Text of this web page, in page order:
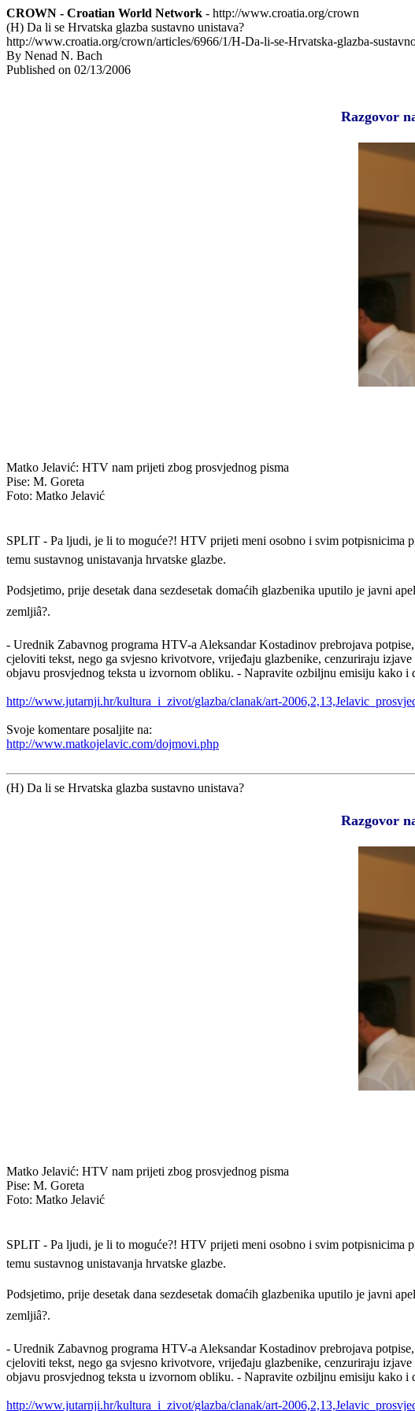
CROWN - Croatian World Network - http://www.croatia.org/crown
(H) Da li se Hrvatska glazba sustavno unistava?
http://www.croatia.org/crown/articles/6966/1/H-Da-li-se-Hrvatska-glazba-
By Nenad N. Bach
Published on 02/13/2006
Razgovor
Matko Jelavić: HTV nam prijeti zbog prosvjednog pisma
Pise: M. Goreta
Foto: Matko Jelavić
SPLIT - Pa ljudi, je li to moguće?! HTV prijeti meni osobno i svim potpisnicima
temu sustavnog unistavanja hrvatske glazbe.
Podsjetimo, prije desetak dana sezdesetak domaćih glazbenika uputilo je javni
zemljiâ?.
- Urednik Zabavnog programa HTV-a Aleksandar Kostadinov prebrojava
cjeloviti tekst, nego ga svjesno krivotvore, vrijeđaju glazbenike, cenzuriraju
objavu prosvjednog teksta u izvornom obliku. - Napravite ozbiljnu emisiju kako
http://www.jutarnji.hr/kultura_i_zivot/glazba/clanak/art-
Svoje komentare posaljite na:
http://www.matkojelavic.com/dojmovi.php
(H) Da li se Hrvatska glazba sustavno unistava?
Razgovor
Matko Jelavić: HTV nam prijeti zbog prosvjednog pisma
Pise: M. Goreta
Foto: Matko Jelavić
SPLIT - Pa ljudi, je li to moguće?! HTV prijeti meni osobno i svim potpisnicima
temu sustavnog unistavanja hrvatske glazbe.
Podsjetimo, prije desetak dana sezdesetak domaćih glazbenika uputilo je javni
zemljiâ?.
- Urednik Zabavnog programa HTV-a Aleksandar Kostadinov prebrojava
cjeloviti tekst, nego ga svjesno krivotvore, vrijeđaju glazbenike, cenzuriraju
objavu prosvjednog teksta u izvornom obliku. - Napravite ozbiljnu emisiju kako
http://www.jutarnji.hr/kultura_i_zivot/glazba/clanak/art-